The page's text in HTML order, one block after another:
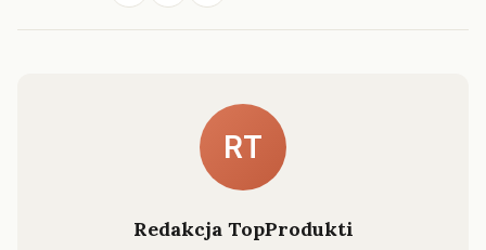
RT
Redakcja TopProdukti